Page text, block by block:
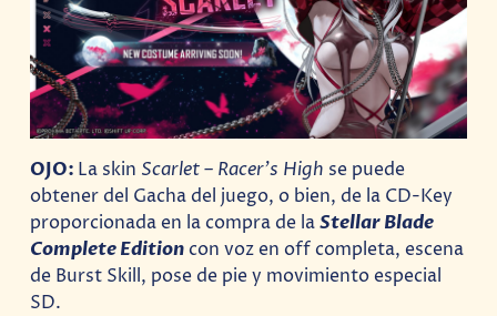
OJO: La skin Scarlet – Racer’s High se puede
obtener del Gacha del juego, o bien, de la CD-Key
proporcionada en la compra de laStellar Blade
Complete Editioncon voz en off completa, escena
de Burst Skill, pose de pie y movimiento especial
SD.